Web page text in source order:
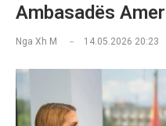
Ambasadës
Nga Xh M 14.05.2026 20:23